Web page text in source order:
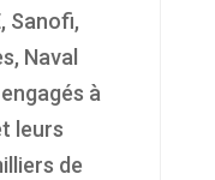
Sanofi,
Naval
à
leurs
de